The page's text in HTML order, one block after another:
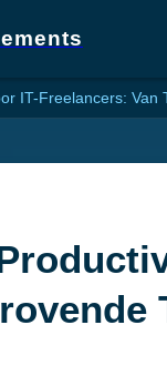
IT-Freelancers: